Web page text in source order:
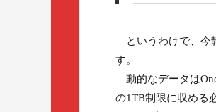
というわけで、今
す。
動的なデータは
の1TB制限に収める